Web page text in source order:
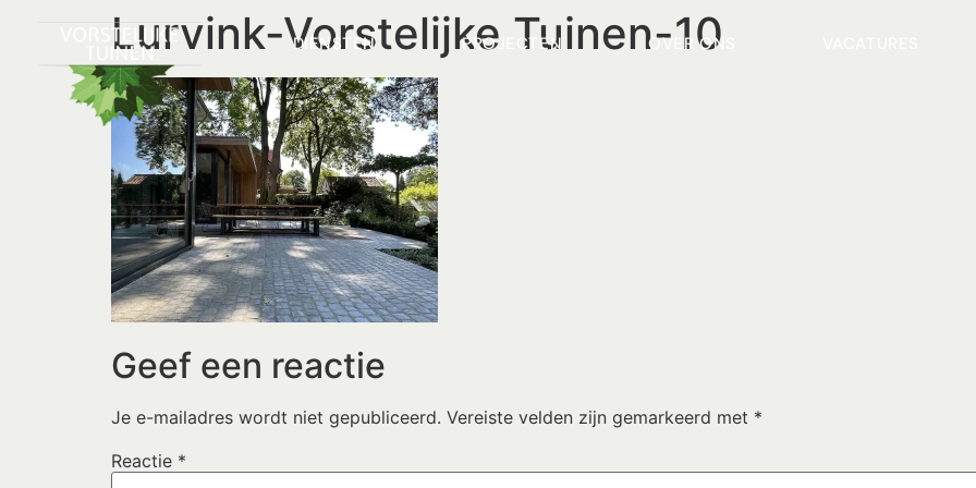
DIENSTEN PROJECTEN OVER ONS
Lurvink-Vorstelijke Tuinen-10
Geef een reactie
Je e-mailadres wordt niet gepubliceerd. Vereiste velden zijn gemarkeerd met *
Reactie *